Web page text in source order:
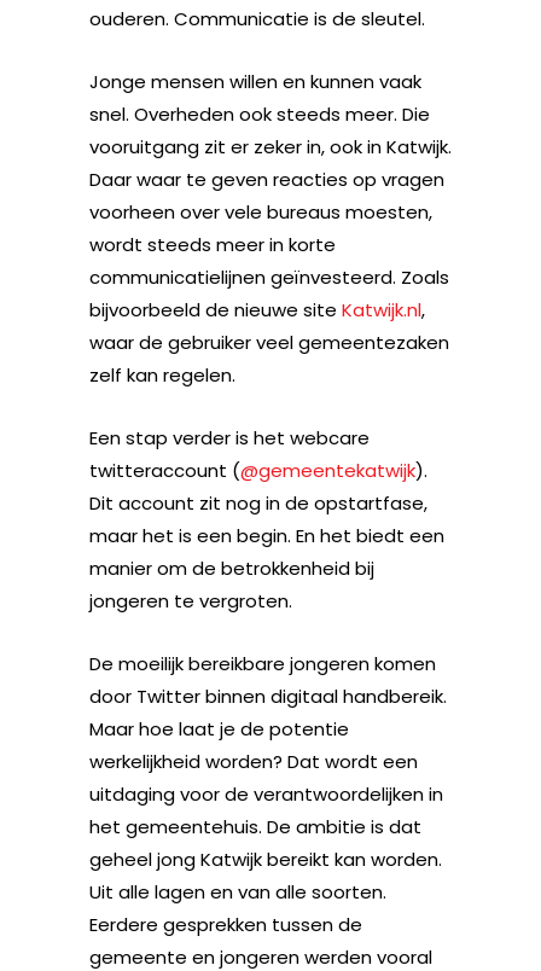
ouderen. Communicatie is de sleutel.
Jonge mensen willen en kunnen vaak
snel. Overheden ook steeds meer. Die
vooruitgang zit er zeker in, ook in Katwijk.
Daar waar te geven reacties op vragen
voorheen over vele bureaus moesten,
wordt steeds meer in korte
communicatielijnen geïnvesteerd. Zoals
bijvoorbeeld de nieuwe site Katwijk.nl,
waar de gebruiker veel gemeentezaken
zelf kan regelen.
Een stap verder is het webcare
twitteraccount (@gemeentekatwijk).
Dit account zit nog in de opstartfase,
maar het is een begin. En het biedt een
manier om de betrokkenheid bij
jongeren te vergroten.
De moeilijk bereikbare jongeren komen
door Twitter binnen digitaal handbereik.
Maar hoe laat je de potentie
werkelijkheid worden? Dat wordt een
uitdaging voor de verantwoordelijken in
het gemeentehuis. De ambitie is dat
geheel jong Katwijk bereikt kan worden.
Uit alle lagen en van alle soorten.
Eerdere gesprekken tussen de
gemeente en jongeren werden vooral